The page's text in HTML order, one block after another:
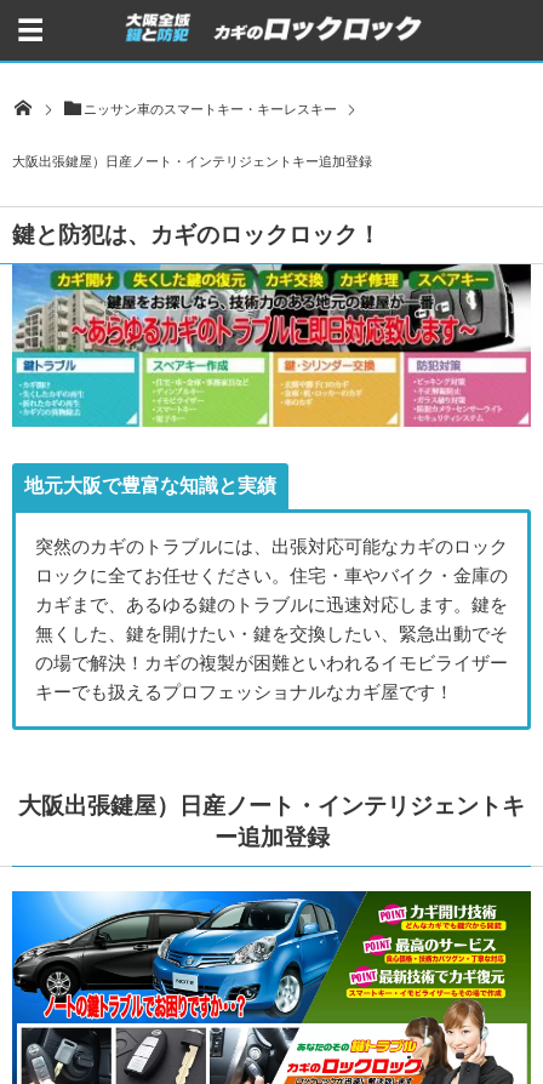
ニッサン車のスマートキー・キーレスキー
大阪出張鍵屋）日産ノート・インテリジェントキー追加登録
鍵と防犯は、カギのロックロック！
地元大阪で豊富な知識と実績
突然のカギのトラブルには、出張対応可能なカギのロック
ロックに全てお任せください。住宅・車やバイク・金庫の
カギまで、あるゆる鍵のトラブルに迅速対応します。鍵を
無くした、鍵を開けたい・鍵を交換したい、緊急出動でそ
の場で解決！カギの複製が困難といわれるイモビライザー
キーでも扱えるプロフェッショナルなカギ屋です！
大阪出張鍵屋）日産ノート・インテリジェントキ
ー追加登録